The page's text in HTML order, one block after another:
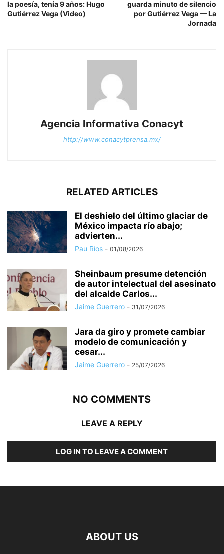
la poesía, tenía 9 años: Hugo
Gutiérrez Vega (Video)
guarda minuto de silencio
por Gutiérrez Vega — La
Jornada
Agencia Informativa Conacyt
http://www.conacytprensa.mx/
RELATED ARTICLES
El deshielo del último glaciar de
México impacta río abajo;
advierten...
Pau Ríos - 01/08/2026
Sheinbaum presume detención
de autor intelectual del asesinato
del alcalde Carlos...
Jaime Guerrero - 31/07/2026
Jara da giro y promete cambiar
modelo de comunicación y
cesar...
Jaime Guerrero - 25/07/2026
NO COMMENTS
LEAVE A REPLY
LOG IN TO LEAVE A COMMENT
ABOUT US